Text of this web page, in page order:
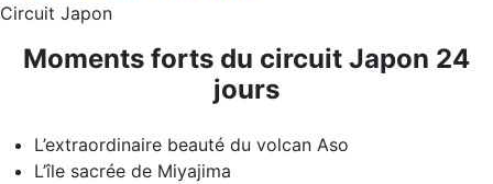
Circuit Japon
Moments forts du circuit Japon 24
jours
L’extraordinaire beauté du volcan Aso
L’île sacrée de Miyajima